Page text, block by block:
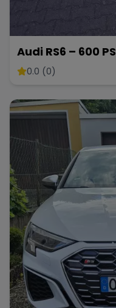
Audi RS6 – 600 PS
0.0 (0)